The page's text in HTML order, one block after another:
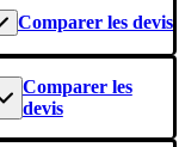
Comparer les devis
Comparer les
devis